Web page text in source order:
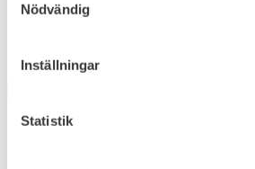
Nödvändig
Inställningar
Statistik